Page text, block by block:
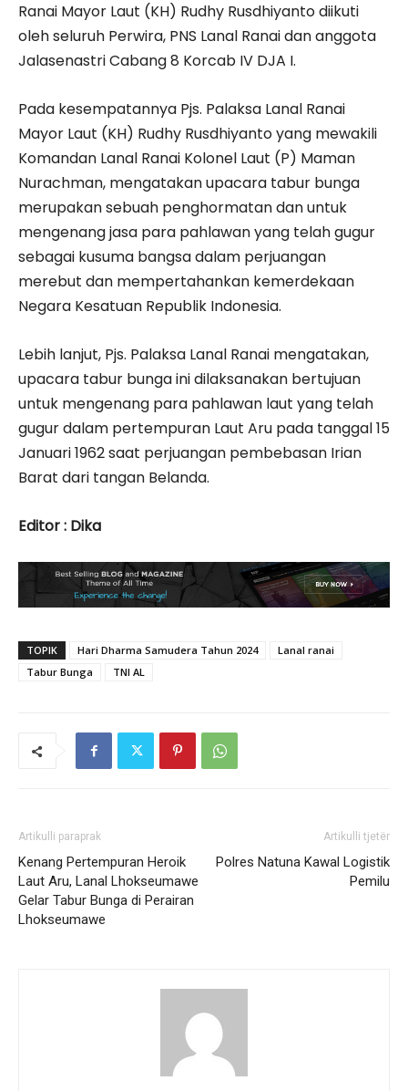
Ranai Mayor Laut (KH) Rudhy Rusdhiyanto diikuti
oleh seluruh Perwira, PNS Lanal Ranai dan anggota
Jalasenastri Cabang 8 Korcab IV DJA I.
Pada kesempatannya Pjs. Palaksa Lanal Ranai
Mayor Laut (KH) Rudhy Rusdhiyanto yang mewakili
Komandan Lanal Ranai Kolonel Laut (P) Maman
Nurachman, mengatakan upacara tabur bunga
merupakan sebuah penghormatan dan untuk
mengenang jasa para pahlawan yang telah gugur
sebagai kusuma bangsa dalam perjuangan
merebut dan mempertahankan kemerdekaan
Negara Kesatuan Republik Indonesia.
Lebih lanjut, Pjs. Palaksa Lanal Ranai mengatakan,
upacara tabur bunga ini dilaksanakan bertujuan
untuk mengenang para pahlawan laut yang telah
gugur dalam pertempuran Laut Aru pada tanggal 15
Januari 1962 saat perjuangan pembebasan Irian
Barat dari tangan Belanda.
Editor : Dika
TOPIK Hari Dharma Samudera Tahun 2024
Lanal ranai
Tabur Bunga
TNI AL
Artikulli paraprak
Kenang Pertempuran Heroik
Laut Aru, Lanal Lhokseumawe
Gelar Tabur Bunga di Perairan
Lhokseumawe
Artikulli tjetër
Polres Natuna Kawal Logistik
Pemilu